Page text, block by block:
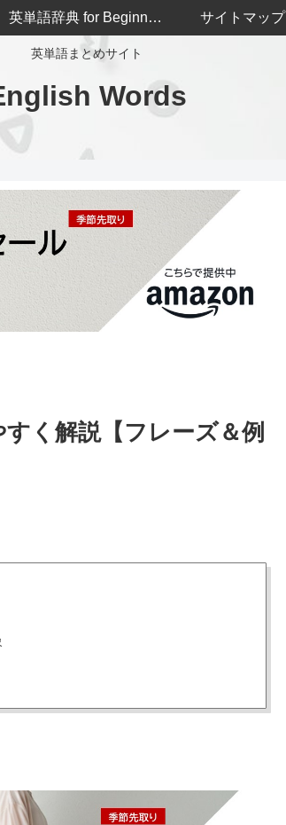
英単語まとめサイト
Words
英単語辞典 for Beginners サイトマップ
く解説【フレーズ＆例